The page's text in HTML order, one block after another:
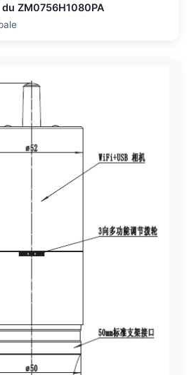
ZM0756H1080PA